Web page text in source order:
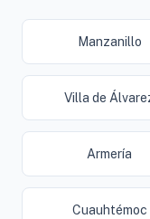
Manzanillo
Villa de
Armería
Cuauhtémoc